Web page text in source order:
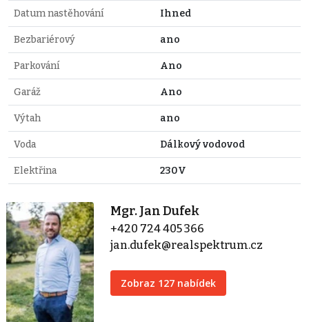
Datum nastěhování Ihned
Bezbariérový ano
Parkování Ano
Garáž Ano
Výtah ano
Voda Dálkový vodovod
Elektřina 230V
Mgr. Jan Dufek
+420 724 405 366
jan.dufek@realspektrum.cz
Zobraz 127 nabídek